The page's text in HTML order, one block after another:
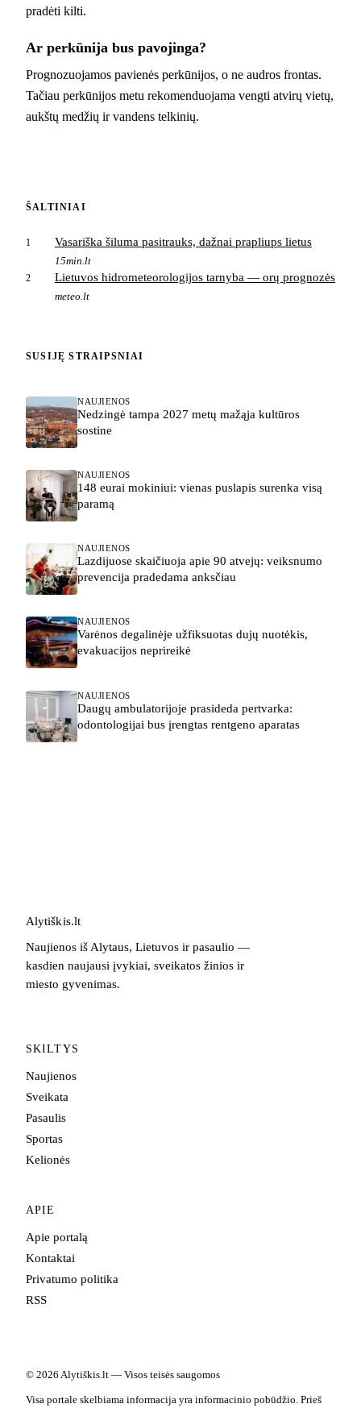
pradėti kilti.
Ar perkūnija bus pavojinga?
Prognozuojamos pavienės perkūnijos, o ne audros frontas.
Tačiau perkūnijos metu rekomenduojama vengti atvirų vietų,
aukštų medžių ir vandens telkinių.
ŠALTINIAI
1 Vasariška šiluma pasitrauks, dažnai prapliups lietus
15min.lt
2 Lietuvos hidrometeorologijos tarnyba — orų prognozės
meteo.lt
SUSIJĘ STRAIPSNIAI
NAUJIENOS
Nedzingė tampa 2027 metų mažąja kultūros
sostine
NAUJIENOS
148 eurai mokiniui: vienas puslapis surenka visą
paramą
NAUJIENOS
Lazdijuose skaičiuoja apie 90 atvejų: veiksnumo
prevencija pradedama anksčiau
NAUJIENOS
Varėnos degalinėje užfiksuotas dujų nuotėkis,
evakuacijos neprireikė
NAUJIENOS
Daugų ambulatorijoje prasideda pertvarka:
odontologijai bus įrengtas rentgeno aparatas
Alytiškis.lt
Naujienos iš Alytaus, Lietuvos ir pasaulio —
kasdien naujausi įvykiai, sveikatos žinios ir
miesto gyvenimas.
SKILTYS
Naujienos
Sveikata
Pasaulis
Sportas
Kelionės
APIE
Apie portalą
Kontaktai
Privatumo politika
RSS
© 2026 Alytiškis.lt — Visos teisės saugomos
Visa portale skelbiama informacija yra informacinio pobūdžio. Prieš